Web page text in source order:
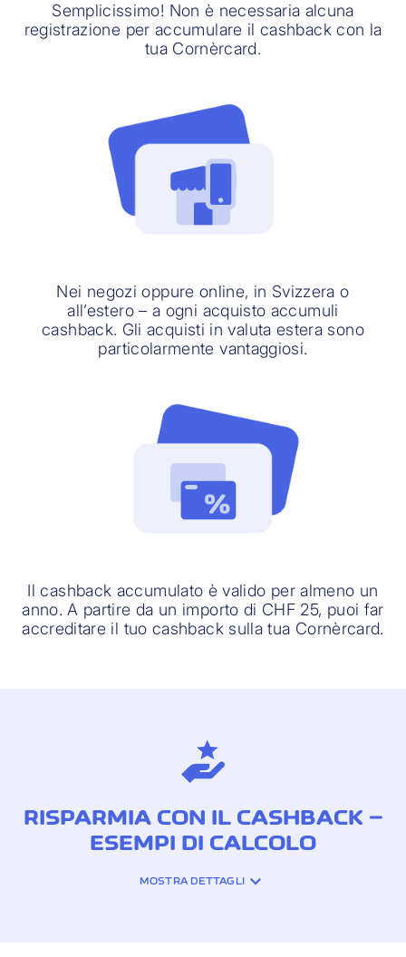
Semplicissimo! Non è necessaria alcuna
registrazione per accumulare il cashback con la
tua Cornèrcard.
Nei negozi oppure online, in Svizzera o
all’estero – a ogni acquisto accumuli
cashback. Gli acquisti in valuta estera sono
particolarmente vantaggiosi.
Il cashback accumulato è valido per almeno un
anno. A partire da un importo di CHF 25, puoi far
accreditare il tuo cashback sulla tua Cornèrcard.
RISPARMIA CON IL CASHBACK –
ESEMPI DI CALCOLO
MOSTRA DETTAGLI